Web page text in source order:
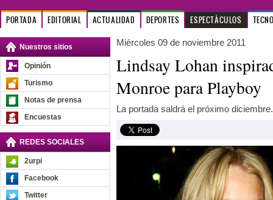
PORTADA EDITORIAL ACTUALIDAD DEPORTES ESPECTÁCULOS
Nuestros sitios
Opinión
Turismo
Notas de prensa
Encuestas
REDES SOCIALES
2urpi
Facebook
Twitter
Miércoles 09 de noviembre 2011
Lindsay Lohan
Monroe para Playboy
La portada saldrá el próximo diciembre.